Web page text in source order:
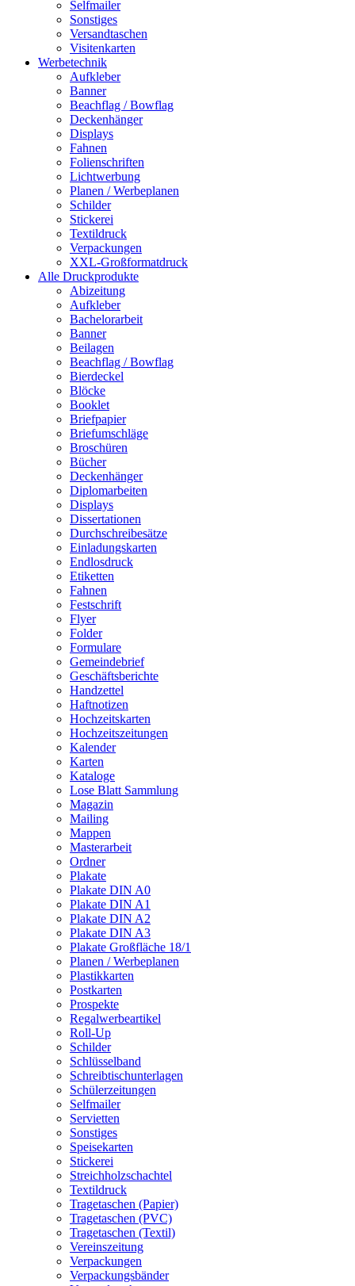
Selfmailer
Sonstiges
Versandtaschen
Visitenkarten
Werbetechnik
Aufkleber
Banner
Beachflag / Bowflag
Deckenhänger
Displays
Fahnen
Folienschriften
Lichtwerbung
Planen / Werbeplanen
Schilder
Stickerei
Textildruck
Verpackungen
XXL-Großformatdruck
Alle Druckprodukte
Abizeitung
Aufkleber
Bachelorarbeit
Banner
Beilagen
Beachflag / Bowflag
Bierdeckel
Blöcke
Booklet
Briefpapier
Briefumschläge
Broschüren
Bücher
Deckenhänger
Diplomarbeiten
Displays
Dissertationen
Durchschreibesätze
Einladungskarten
Endlosdruck
Etiketten
Fahnen
Festschrift
Flyer
Folder
Formulare
Gemeindebrief
Geschäftsberichte
Handzettel
Haftnotizen
Hochzeitskarten
Hochzeitszeitungen
Kalender
Karten
Kataloge
Lose Blatt Sammlung
Magazin
Mailing
Mappen
Masterarbeit
Ordner
Plakate
Plakate DIN A0
Plakate DIN A1
Plakate DIN A2
Plakate DIN A3
Plakate Großfläche 18/1
Planen / Werbeplanen
Plastikkarten
Postkarten
Prospekte
Regalwerbeartikel
Roll-Up
Schilder
Schlüsselband
Schreibtischunterlagen
Schülerzeitungen
Selfmailer
Servietten
Sonstiges
Speisekarten
Stickerei
Streichholzschachtel
Textildruck
Tragetaschen (Papier)
Tragetaschen (PVC)
Tragetaschen (Textil)
Vereinszeitung
Verpackungen
Verpackungsbänder